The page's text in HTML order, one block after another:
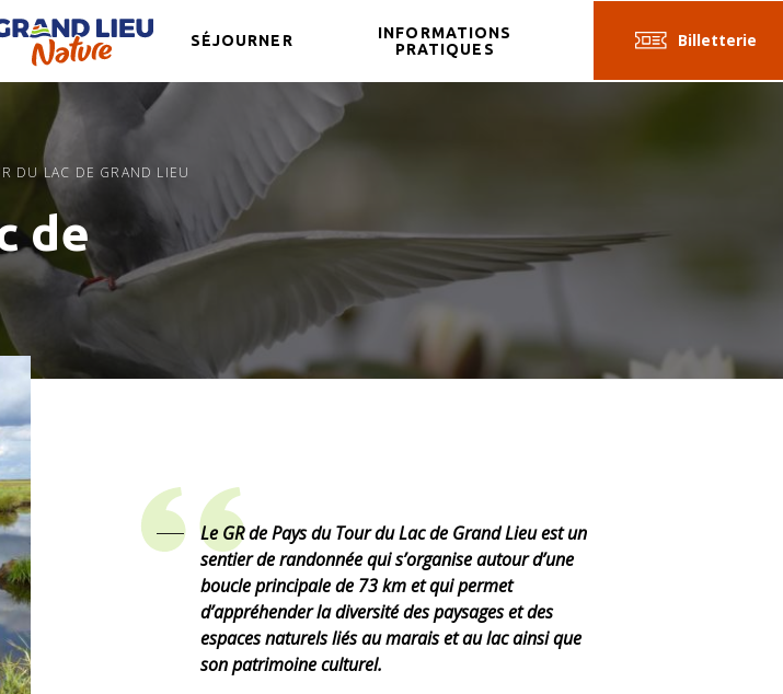
SÉJOURNER
INFORMATIONS
PRATIQUES
Billetterie
DU LAC DE GRAND LIEU
de
Le GR de Pays du Tour du Lac de Grand Lieu est un
sentier de randonnée qui s’organise autour d’une
boucle principale de 73 km et qui permet
d’appréhender la diversité des paysages et des
espaces naturels liés au marais et au lac ainsi que
son patrimoine culturel.